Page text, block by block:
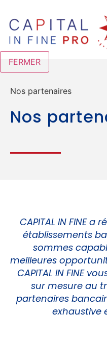
Nos partenaires
Nos
CAPITAL IN FINE
établissements
sommes
meilleures
CAPITAL IN FINE
sur mesure au
partenaires
exhaustive
FERMER